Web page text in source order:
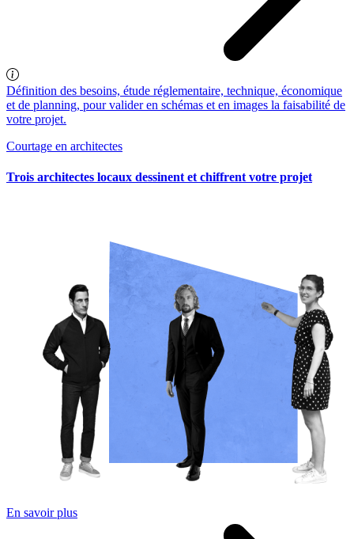
Définition des besoins, étude réglementaire, technique, économique
et de planning, pour valider en schémas et en images la faisabilité de
votre projet.
Courtage en architectes
Trois architectes locaux dessinent et chiffrent votre projet
En savoir plus